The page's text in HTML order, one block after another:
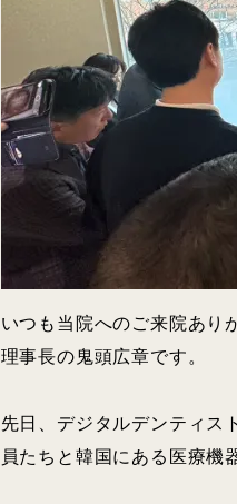
いつも当院へのご来院あり
理事長の鬼頭広章です。
先日、デジタルデンティス
員たちと韓国にある医療機